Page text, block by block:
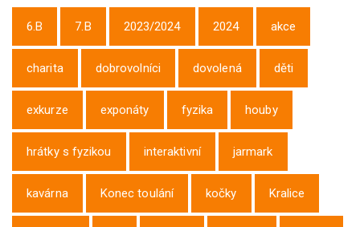
6.B 7.B 2023/2024 2024 akce
charita dobrovolníci dovolená děti
exkurze exponáty fyzika houby
hrátky s fyzikou interaktivní jarmark
kavárna Konec toulání kočky Kralice